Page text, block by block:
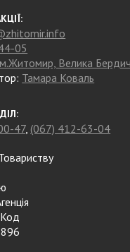
05
Велика
Тамара Коваль
47, (067) 412-63-04